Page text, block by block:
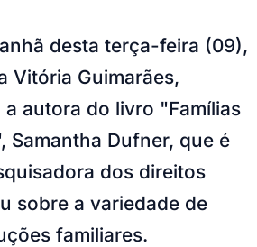
desta terça-feira (09),
Vitória Guimarães,
autora do livro "Famílias
Samantha Dufner, que é
dos direitos
sobre a variedade de
familiares.